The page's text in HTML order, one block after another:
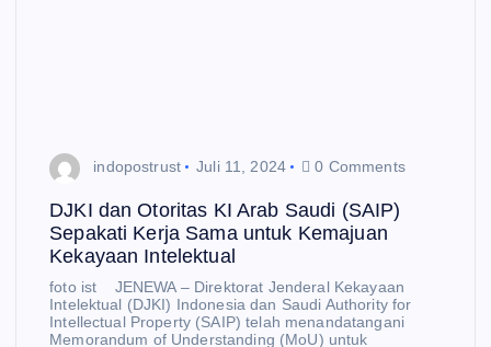
indopostrust Juli 11, 2024 0 Comments
DJKI dan Otoritas KI Arab Saudi (SAIP)
Sepakati Kerja Sama untuk Kemajuan
Kekayaan Intelektual
foto ist JENEWA – Direktorat Jenderal Kekayaan
Intelektual (DJKI) Indonesia dan Saudi Authority for
Intellectual Property (SAIP) telah menandatangani
Memorandum of Understanding (MoU) untuk